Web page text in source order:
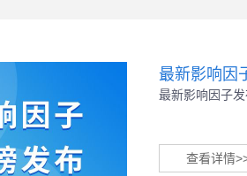
最新影响因
最新影响因子
查看详情